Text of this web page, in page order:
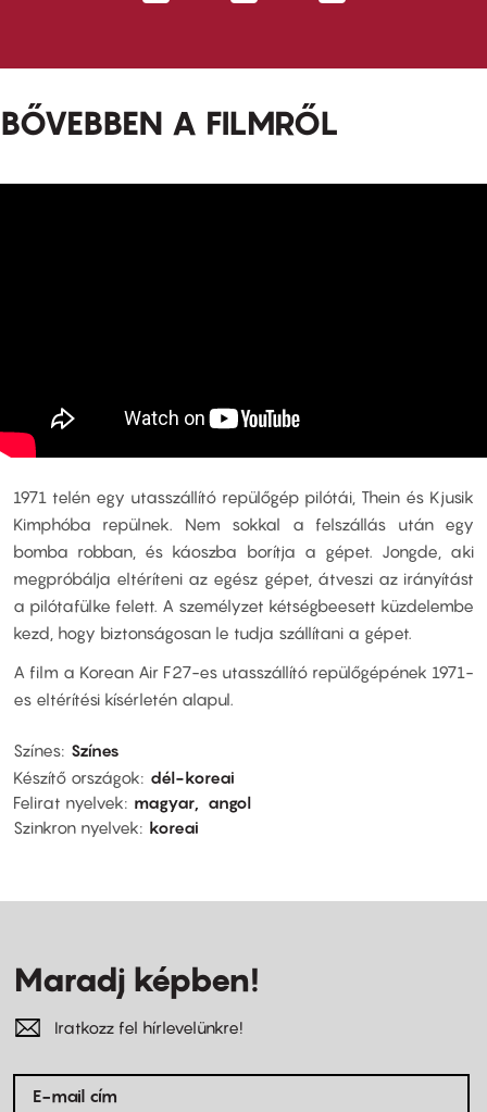
BŐVEBBEN A FILMRŐL
1971 telén egy utasszállító repülőgép pilótái, Thein és Kjusik
Kimphóba repülnek. Nem sokkal a felszállás után egy
bomba robban, és káoszba borítja a gépet. Jongde, aki
megpróbálja eltéríteni az egész gépet, átveszi az irányítást
a pilótafülke felett. A személyzet kétségbeesett küzdelembe
kezd, hogy biztonságosan le tudja szállítani a gépet.
A film a Korean Air F27-es utasszállító repülőgépének 1971-
es eltérítési kísérletén alapul.
Színes Színes
Készítő országok
dél-koreai
Felirat nyelvek
magyar
angol
Szinkron nyelvek
koreai
Maradj képben!
Iratkozz fel hírlevelünkre!